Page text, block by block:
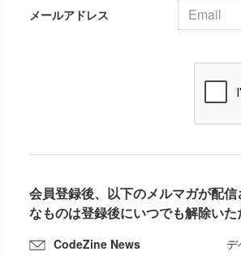
メールアドレス
会員登録後、以下のメルマガが配
なものは登録後にいつでも解除いた
CodeZine News
デ